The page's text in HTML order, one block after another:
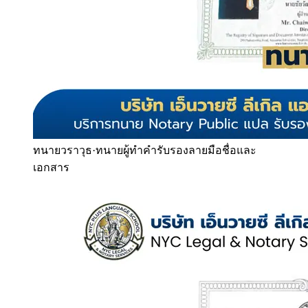
ทนายวราวุธ·ทนายผู้ทำคำรับรองลายมือชื่อและ
เอกสาร